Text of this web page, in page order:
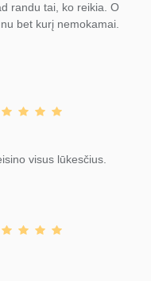
randu tai, ko reikia. O
bet kurį nemokamai.
visus lūkesčius.